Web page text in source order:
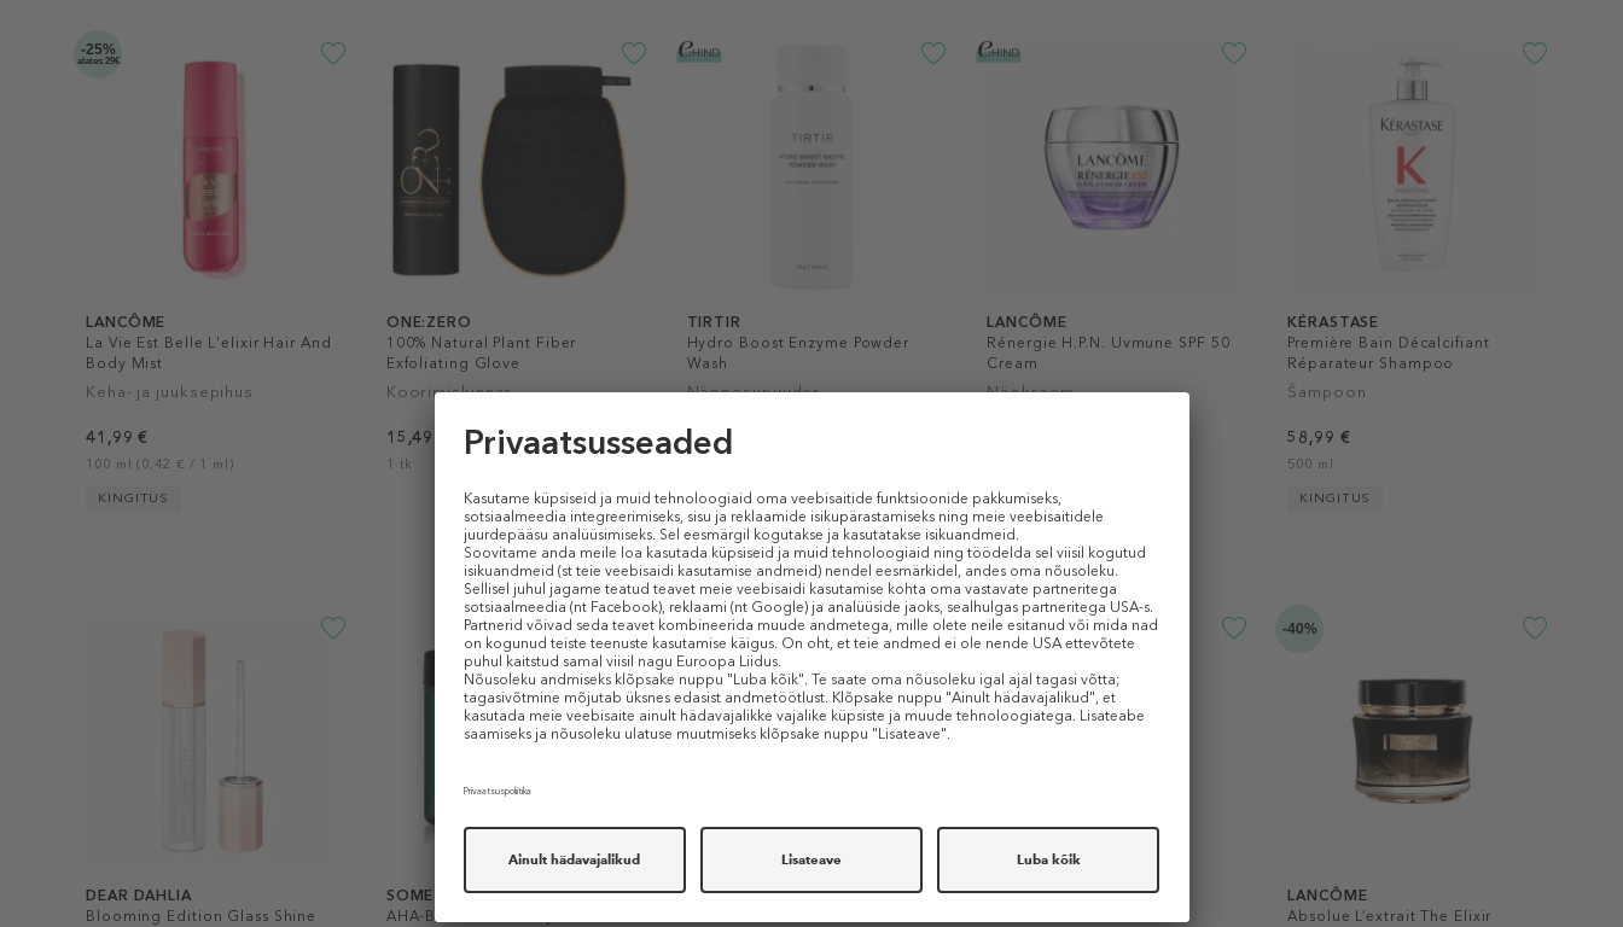
-25%
alates 29€
LANCÔME
La Vie Est Belle L'elixir Hair And
Body Mist
Keha- ja juuksepihus
41,99 €
100 ml (0,42 € / 1 ml)
KINGITUS
ONE:ZERO
100% Natural Plant Fiber
Exfoliating Glove
Koorimiskinnas
15,49 €
1 tk
TIRTIR
Hydro Boost Enzyme Powder
Wash
Näopesupuuder
14,50 €
E-HIND
LANCÔME
Rénergie H.P.N. Uvmune SPF 50
Cream
Näokreem
E-HIND
KÉRASTASE
Première Bain Décalcifiant
Réparateur Shampoo
Šampoon
58,99 €
500 ml
KINGITUS
DEAR DAHLIA
Blooming Edition Glass Shine
SOME BY MI
AHA-BHA-PHA 30 Days Miracle
NACIFIC
-30%
MIXSOON
-40%
LANCÔME
Absolue L’extrait The Elixir